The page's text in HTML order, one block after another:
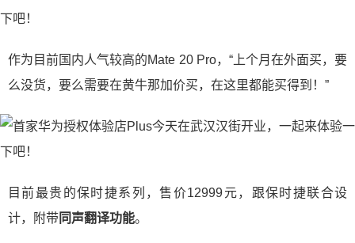
作为目前国内人气较高的Mate 20 Pro，“上个月在外面买，要
么没货，要么需要在黄牛那加价买，在这里都能买得到！”
目前最贵的保时捷系列，售价12999元，跟保时捷联合设
计，附带同声翻译功能。